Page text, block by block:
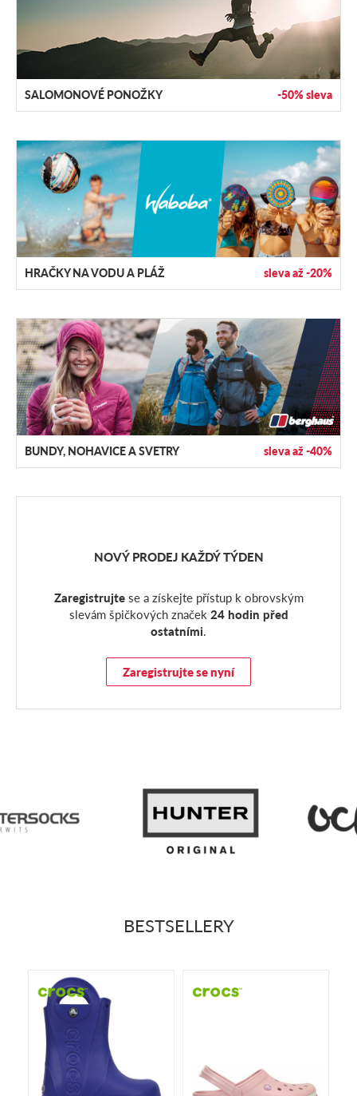
SALOMONOVÉ PONOŽKY -50% sleva
HRAČKY NA VODU A PLÁŽ sleva až -20%
BUNDY, NOHAVICE A SVETRY sleva až -40%
NOVÝ PRODEJ KAŽDÝ TÝDEN
Zaregistrujtese a získejte přístup k obrovským
slevám špičkových značek 24 hodin před
ostatními.
Zaregistrujte se nyní
BESTSELLERY